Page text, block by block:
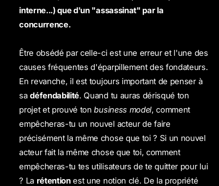
interne...) que d'un "assassinat" par la
concurrence.
Être obsédé par celle-ci est une erreur et l'une des
causes fréquentes d'éparpillement des fondateurs.
En revanche, il est toujours important de penser à
sadéfendabilité. Quand tu auras dérisqué ton
projet et prouvé tonbusiness model, comment
empêcheras-tu un nouvel acteur de faire
précisément la même chose que toi ? Si un nouvel
acteur fait la même chose que toi, comment
empêcheras-tu tes utilisateurs de te quitter pour lui
? La rétentionest une notion clé. De la propriété